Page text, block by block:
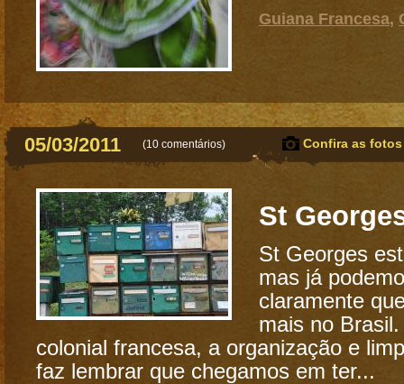
Guiana Francesa,
05/03/2011 (10 comentários) Confira as
St
St Georges
mas já
claramente
mais no
colonial francesa, a organização e
faz lembrar que chegamos em ter...